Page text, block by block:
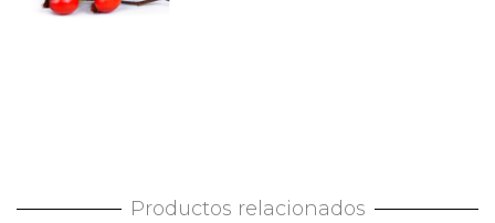
Productos relacionados